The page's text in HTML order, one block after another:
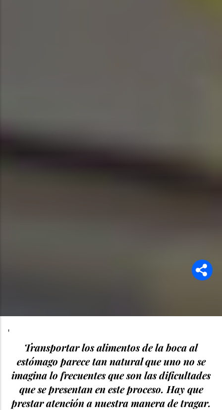
'
Transportar los alimentos de la boca al
estómago parece tan natural que uno no se
imagina lo frecuentes que son las dificultades
que se presentan en este proceso. Hay que
prestar atención a nuestra manera de tragar.